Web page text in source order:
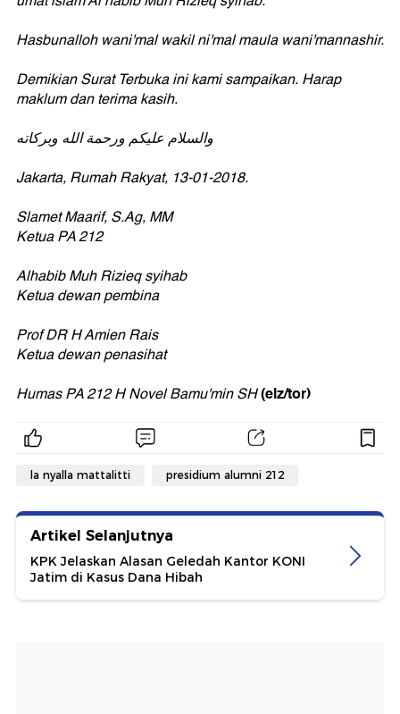
Hasbunalloh wani'mal wakil ni'mal maula wani'mannashir.
Demikian Surat Terbuka ini kami sampaikan. Harap
maklum dan terima kasih.
والسلام عليكم ورحمة الله وبركاته
Jakarta, Rumah Rakyat, 13-01-2018.
Slamet Maarif, S.Ag, MM
Ketua PA 212
Alhabib Muh Rizieq syihab
Ketua dewan pembina
Prof DR H Amien Rais
Ketua dewan penasihat
Humas PA 212 H Novel Bamu'min SH(elz/tor)
la nyalla mattalitti presidium alumni 212
Artikel Selanjutnya
KPK Jelaskan Alasan Geledah Kantor KONI
Jatim di Kasus Dana Hibah